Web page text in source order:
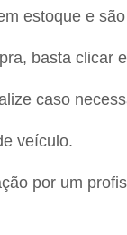
estoque e
basta clicar
caso
veículo.
por um